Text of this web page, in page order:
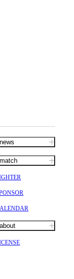
news
match
about